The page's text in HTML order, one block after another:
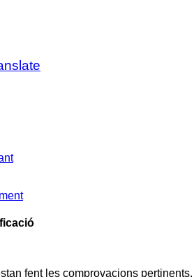
fent les comprovacions pertinents.